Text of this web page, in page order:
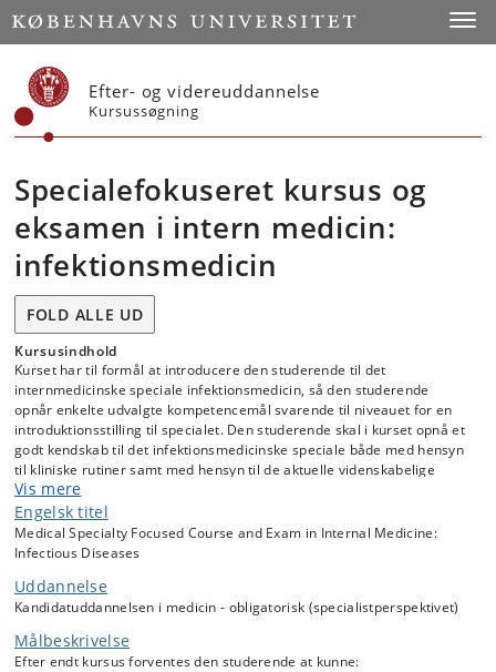
Start
Efter- og videreuddannelse
Kursussøgning
Specialefokuseret kursus og
eksamen i intern medicin:
infektionsmedicin
FOLD ALLE UD
Kursusindhold
Kurset har til formål at introducere den studerende til det
internmedicinske speciale infektionsmedicin, så den studerende
opnår enkelte udvalgte kompetencemål svarende til niveauet for en
introduktionsstilling til specialet. Den studerende skal i kurset opnå et
godt kendskab til det infektionsmedicinske speciale både med hensyn
til kliniske rutiner samt med hensyn til de aktuelle videnskabelige
problemstillinger, der internationalt tegner specialets udvikling.
Kurset byder på enkelte dage med centraliseret undervisning, men
den største del af tiden vil kursisterne være i klinisk arbejde på to
forskellige infektionsmedicinske afdelinger samt 2 dages ophold på en
bakterielle infektioner. Den primære tilgang vil være den løbende
vurdering af patientforløb i forbindelse med stuegang (på
Rigshospitalet og Hvidovre) samt i vagtfunktionen (på Hillerød, Herlev
og Roskilde).
Vis mere
Engelsk titel
Medical Specialty Focused Course and Exam in Internal Medicine:
Infectious Diseases
Uddannelse
Kandidatuddannelsen i medicin - obligatorisk (specialistperspektivet)
Målbeskrivelse
Efter endt kursus forventes den studerende at kunne: